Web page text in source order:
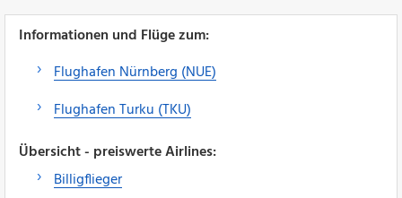
Informationen und Flüge zum:
Flughafen Nürnberg (NUE)
Flughafen Turku (TKU)
Übersicht - preiswerte Airlines:
Billigflieger